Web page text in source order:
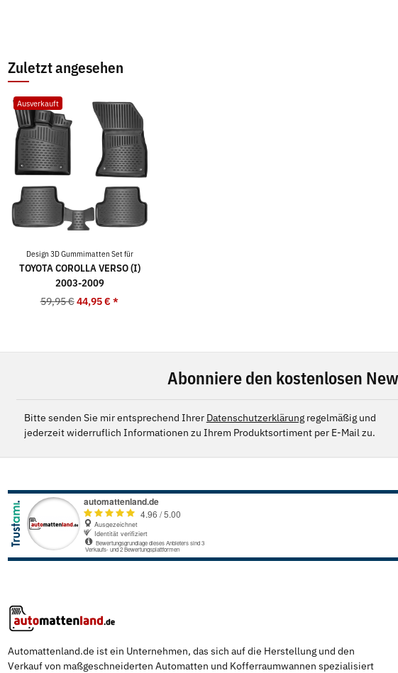
Zuletzt angesehen
Ausverkauft
Design 3D Gummimatten Set für
TOYOTA COROLLA VERSO (I)
2003-2009
59,95 € 44,95 €*
Abonniere den kostenlosen
Bitte senden Sie mir entsprechend Ihrer Datenschutzerklärungregelmäßig und
jederzeit widerruflich Informationen zu Ihrem Produktsortiment per E-Mail zu.
Automattenland.de ist ein Unternehmen, das sich auf die Herstellung und den
Verkauf von maßgeschneiderten Automatten und Kofferraumwannen spezialisiert